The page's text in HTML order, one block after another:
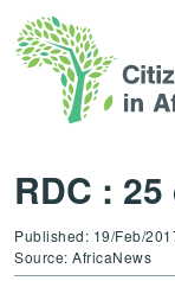
RDC :
Published: 19/Feb/
Source: AfricaNews